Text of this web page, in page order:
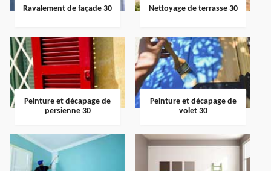
Ravalement de façade 30 Nettoyage de terrasse 30
Peinture et décapage de
persienne 30
Peinture et décapage de
volet 30